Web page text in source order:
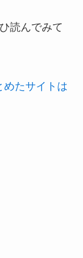
読んでみて
めたサイトは